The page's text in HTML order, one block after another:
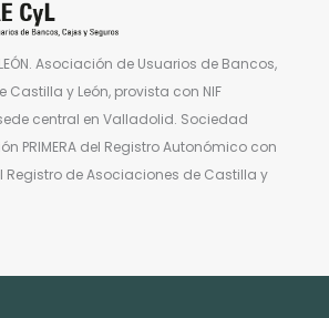
LEÓN. Asociación de Usuarios de Bancos,
Castilla y León, provista con NIF
central en Valladolid. Sociedad
PRIMERA del Registro Autonómico con
Registro de Asociaciones de Castilla y